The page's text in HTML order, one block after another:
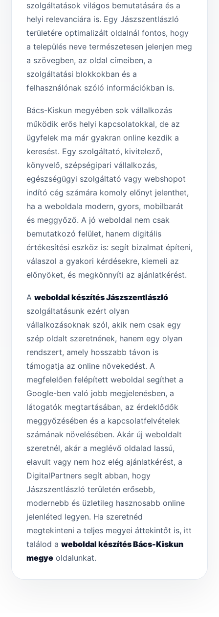
szolgáltatások világos bemutatására és a
helyi relevanciára is. Egy Jászszentlászló
területére optimalizált oldalnál fontos, hogy
a település neve természetesen jelenjen meg
a szövegben, az oldal címeiben, a
szolgáltatási blokkokban és a
felhasználónak szóló információkban is.
Bács-Kiskun megyében sok vállalkozás
működik erős helyi kapcsolatokkal, de az
ügyfelek ma már gyakran online kezdik a
keresést. Egy szolgáltató, kivitelező,
könyvelő, szépségipari vállalkozás,
egészségügyi szolgáltató vagy webshopot
indító cég számára komoly előnyt jelenthet,
ha a weboldala modern, gyors, mobilbarát
és meggyőző. A jó weboldal nem csak
bemutatkozó felület, hanem digitális
értékesítési eszköz is: segít bizalmat építeni,
válaszol a gyakori kérdésekre, kiemeli az
előnyöket, és megkönnyíti az ajánlatkérést.
A weboldal készítés Jászszentlászló
szolgáltatásunk ezért olyan
vállalkozásoknak szól, akik nem csak egy
szép oldalt szeretnének, hanem egy olyan
rendszert, amely hosszabb távon is
támogatja az online növekedést. A
megfelelően felépített weboldal segíthet a
Google-ben való jobb megjelenésben, a
látogatók megtartásában, az érdeklődők
meggyőzésében és a kapcsolatfelvételek
számának növelésében. Akár új weboldalt
szeretnél, akár a meglévő oldalad lassú,
elavult vagy nem hoz elég ajánlatkérést, a
DigitalPartners segít abban, hogy
Jászszentlászló területén erősebb,
modernebb és üzletileg hasznosabb online
jelenléted legyen. Ha szeretnéd
megtekinteni a teljes megyei áttekintőt is, itt
találod a weboldal készítés Bács-Kiskun
megye oldalunkat.